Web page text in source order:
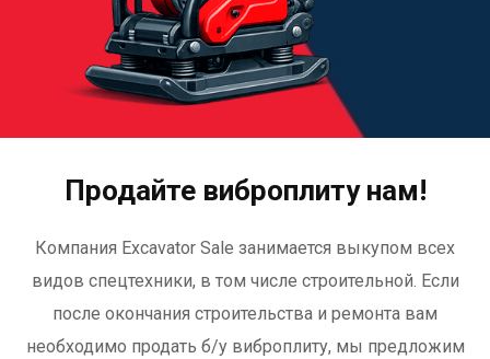
Продайте виброплиту нам!
Компания Excavator Sale занимается выкупом всех
видов спецтехники, в том числе строительной. Если
после окончания строительства и ремонта вам
необходимо продать б/у виброплиту, мы предложим